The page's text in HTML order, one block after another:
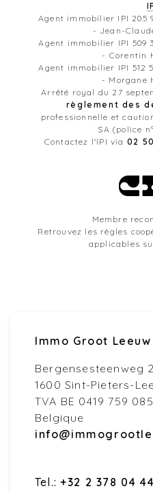
Agent immobilier IPI 205
- Jean-
Agent immobilier IPI 509
- Corentin
Agent immobilier IPI 512
- Morgane
Arrêté royal du 27
règlement des
professionnelle et
SA (police
Contactez l'IPI via 02
Membre
Retrouvez les règles
applicables
Immo Groot Leeuw
Bergensesteenweg
1600 Sint-Pieters-
TVA BE 0419 759 085
Belgique
Tel.: +32 2 378 04 44